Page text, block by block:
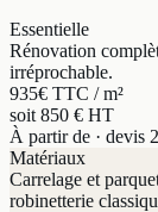
Essentielle
Rénovation
irréprochable.
935€ TTC / m²
soit 850 € HT
À partir de · devis
Matériaux
Carrelage et
robinetterie